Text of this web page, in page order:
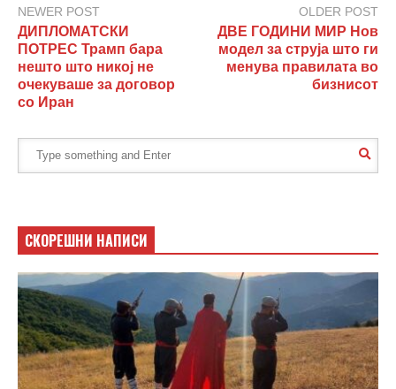
NEWER POST
ДИПЛОМАТСКИ
ПОТРЕС Трамп бара
нешто што никој не
очекуваше за договор
со Иран
OLDER POST
ДВЕ ГОДИНИ МИР Нов
модел за струја што ги
менува правилата во
бизнисот
СКОРЕШНИ НАПИСИ